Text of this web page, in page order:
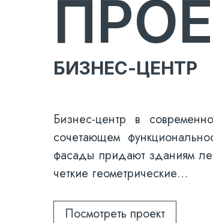
БИЗНЕС-ЦЕНТР
Бизнес-центр в
сочетающем
фасады придают зданиям
четкие геометрические…
Посмотреть проект